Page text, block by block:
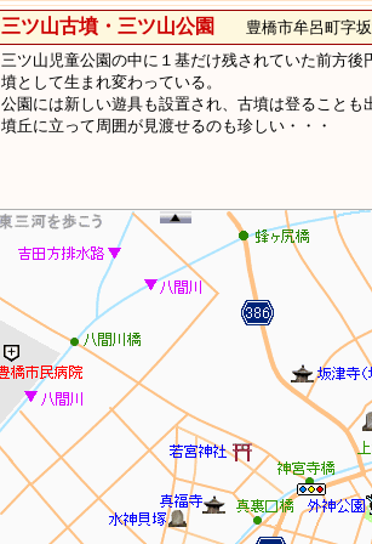
三ツ山古墳・三ツ山公園 豊橋市牟呂町字坂
三ツ山児童公園の中に１基だけ残されていた前方
墳として生まれ変わっている。
公園には新しい遊具も設置され、古墳は登ることも
墳丘に立って周囲が見渡せるのも珍しい・・・